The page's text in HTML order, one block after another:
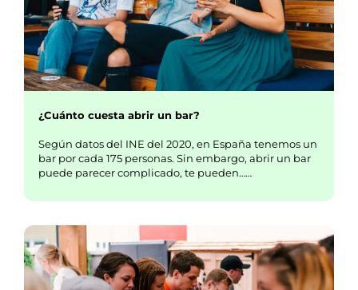
¿Cuánto cuesta abrir un bar?
Según datos del INE del 2020, en España tenemos un
bar por cada 175 personas. Sin embargo, abrir un bar
puede parecer complicado, te pueden……